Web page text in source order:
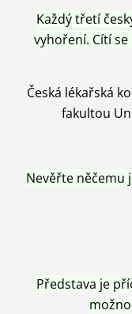
Každý třetí
vyhoření. Cítí
Česká lékařská
fakultou
Nevěřte něčemu
Představa je